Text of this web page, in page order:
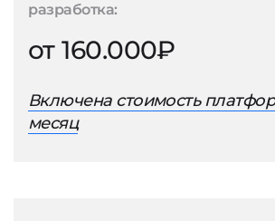
разработка:
от 160.000₽
Включена стоимость
месяц